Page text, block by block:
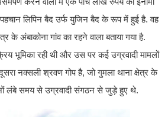
लिपिन बैद उर्फ युजिन बैद के रूप में हुई है. वह
के अंबाकोना गांव का रहने वाला बताया गया है.
भूमिका रही थी और उस पर कई उग्रवादी मामलों
नक्सली श्रवण गोप है, जो गुमला थाना क्षेत्र के
लंबे समय से उग्रवादी संगठन से जुड़े हुए थे.